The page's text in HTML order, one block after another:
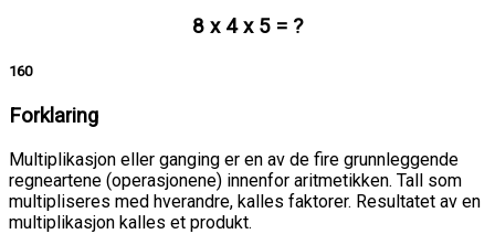
8 x 4 x 5 = ?
160
Forklaring
Multiplikasjon eller ganging er en av de fire grunnleggende
regneartene (operasjonene) innenfor aritmetikken. Tall som
multipliseres med hverandre, kalles faktorer. Resultatet av en
multiplikasjon kalles et produkt.